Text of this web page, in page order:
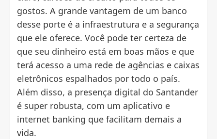
gostos. A grande vantagem de um banco
desse porte é a infraestrutura e a segurança
que ele oferece. Você pode ter certeza de
que seu dinheiro está em boas mãos e que
terá acesso a uma rede de agências e caixas
eletrônicos espalhados por todo o país.
Além disso, a presença digital do Santander
é super robusta, com um aplicativo e
internet banking que facilitam demais a
vida.